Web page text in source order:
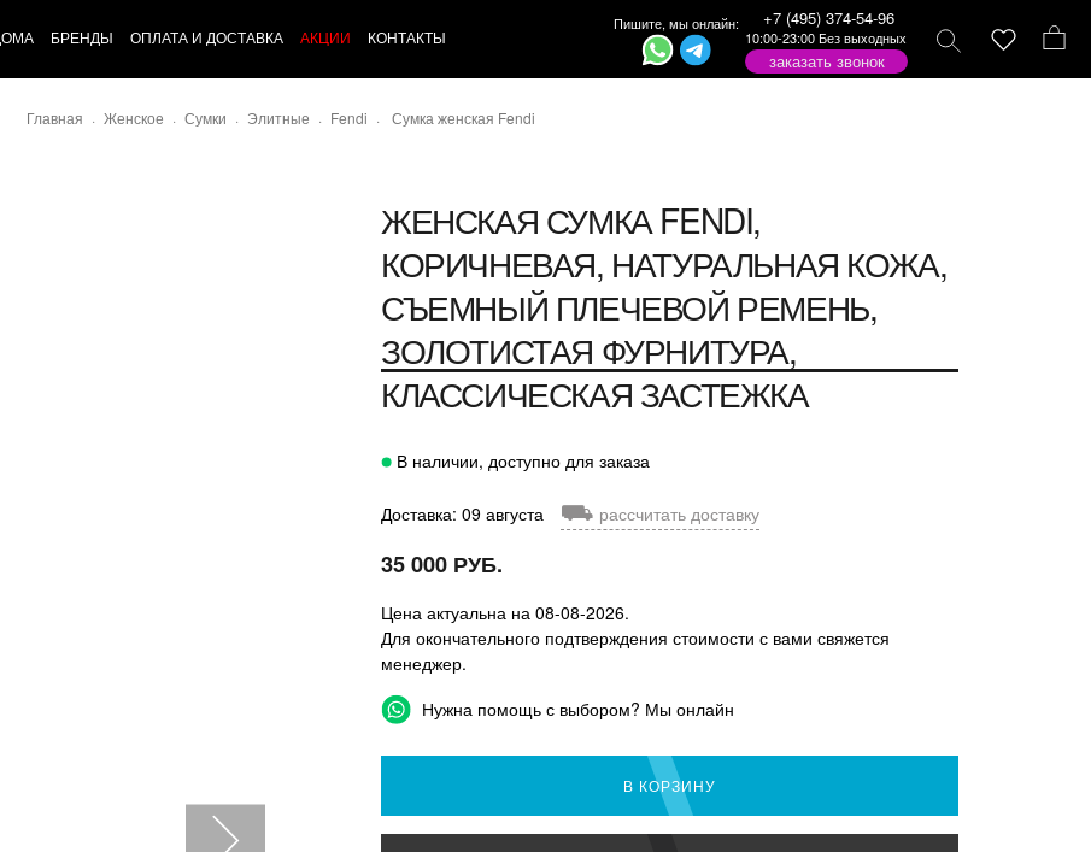
БРЕНДЫ ОПЛАТА И ДОСТАВКА АКЦИИ КОНТАКТЫ
Пишите, мы онлайн: +7 (495) 374-54-96
10:00-23:00 Без выходных
заказать звонок
Главная Женское Сумки Элитные Fendi Сумка женская Fendi
ЖЕНСКАЯ СУМКА FENDI,
КОРИЧНЕВАЯ, НАТУРАЛЬНАЯ КОЖА,
СЪЕМНЫЙ ПЛЕЧЕВОЙ РЕМЕНЬ,
ЗОЛОТИСТАЯ ФУРНИТУРА,
КЛАССИЧЕСКАЯ ЗАСТЕЖКА
В наличии, доступно для заказа
Доставка: 09 августа ⛟ рассчитать доставку
35 000 РУБ.
Цена актуальна на 08-08-2026.
Для окончательного подтверждения стоимости с вами свяжется
менеджер.
Нужна помощь с выбором? Мы онлайн
В КОРЗИНУ